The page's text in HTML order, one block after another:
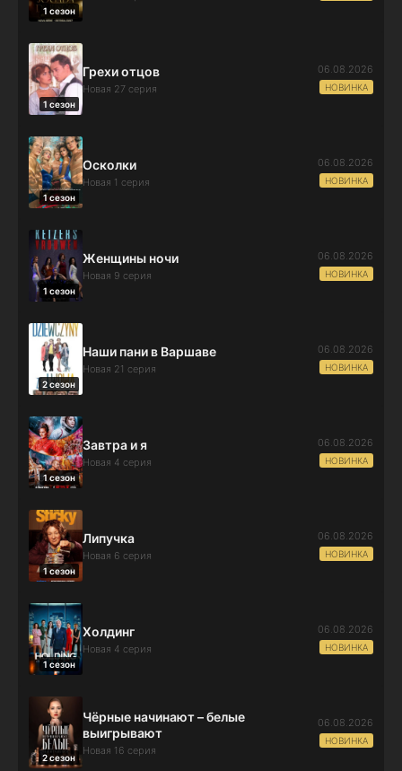
1 сезон
1 сезон
Грехи отцов
Новая 27 серия
06.08.2026
НОВИНКА
1 сезон
Осколки
Новая 1 серия
06.08.2026
НОВИНКА
1 сезон
Женщины ночи
Новая 9 серия
06.08.2026
НОВИНКА
2 сезон
Наши пани в Варшаве
Новая 21 серия
06.08.2026
НОВИНКА
1 сезон
Завтра и я
Новая 4 серия
06.08.2026
НОВИНКА
1 сезон
Липучка
Новая 6 серия
06.08.2026
НОВИНКА
1 сезон
Холдинг
Новая 4 серия
06.08.2026
НОВИНКА
2 сезон
Чёрные начинают – белые
выигрывают
Новая 16 серия
06.08.2026
НОВИНКА